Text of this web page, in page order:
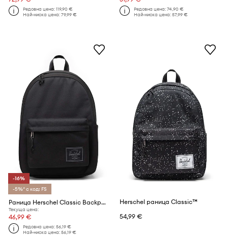
Редовна цена:119,90 €
Най-ниска цена:79,99 €
Редовна цена:74,90 €
Най-ниска цена:57,99 €
-16%
-5%* с код: FS
Раница Herschel Classic Backpack
Текуща цена:
46,99 €
Редовна цена:56,19 €
Най-ниска цена:56,19 €
Herschel раница Classic™
54,99 €